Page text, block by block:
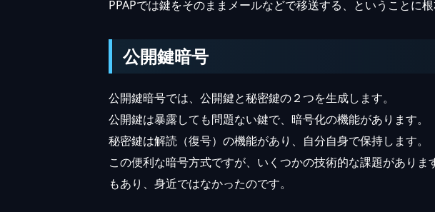
PPAPでは鍵をそのままメールなどで移送する、ということに根
公開鍵暗号
公開鍵暗号では、公開鍵と秘密鍵の２つを生成します。
公開鍵は暴露しても問題ない鍵で、暗号化の機能があります。
秘密鍵は解読（復号）の機能があり、自分自身で保持します。
この便利な暗号方式ですが、いくつかの技術的な課題があり
もあり、身近ではなかったのです。